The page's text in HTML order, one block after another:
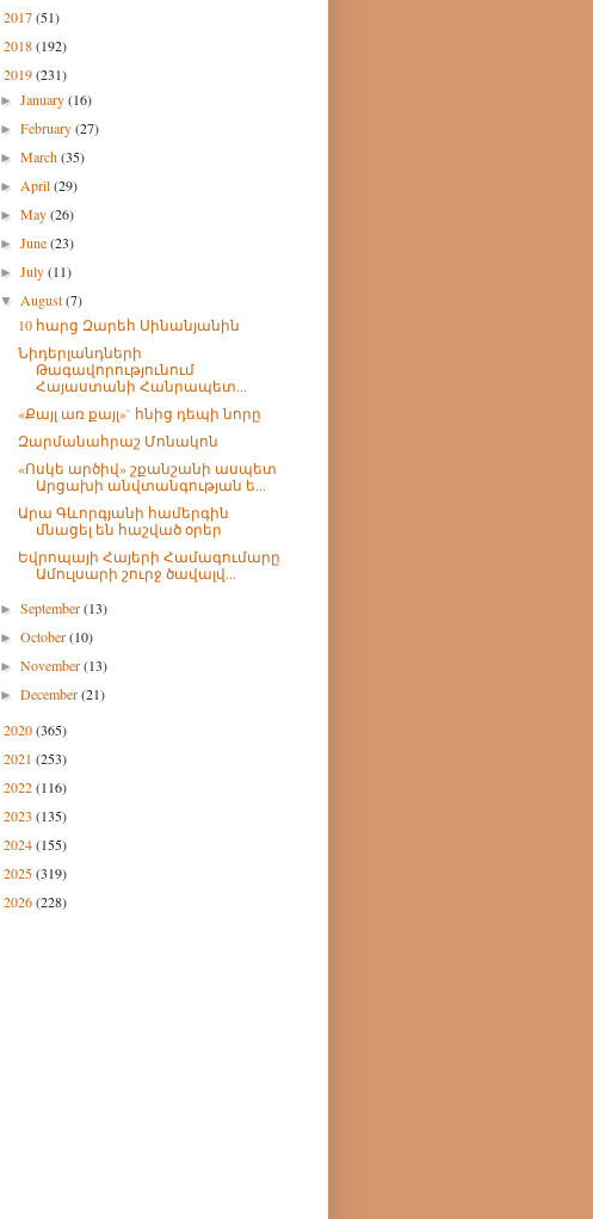
2017(51)
2018(192)
2019(231)
►January(16)
►February(27)
►March(35)
►April(29)
►May(26)
►June(23)
►July(11)
▼August(7)
10 հարց Զարեհ Սինանյանին
Նիդերլանդների
Թագավորությունում
Հայաստանի Հանրապետ...
«Քայլ առ քայլ»` հնից դեպի նորը
Զարմանահրաշ Մոնակոն
«Ոսկե արծիվ» շքանշանի ասպետ
Արցախի անվտանգության ե...
Արա Գևորգյանի համերգին
մնացել են հաշված օրեր
Եվրոպայի Հայերի Համագումարը
Ամուլսարի շուրջ ծավալվ...
►September(13)
►October(10)
►November(13)
►December(21)
2020(365)
2021 (253)
2022(116)
2023 (135)
2024(155)
2025(319)
2026(228)